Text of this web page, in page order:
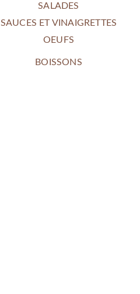
SALADES
SAUCES ET VINAIGRETTES
OEUFS
BOISSONS